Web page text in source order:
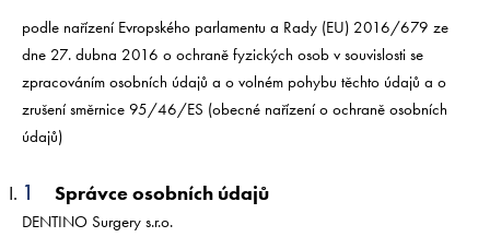
podle nařízení Evropského parlamentu a Rady (EU) 2016/679 ze
dne 27. dubna 2016 o ochraně fyzických osob v souvislosti se
zpracováním osobních údajů a o volném pohybu těchto údajů a o
zrušení směrnice 95/46/ES (obecné nařízení o ochraně osobních
údajů)
Správce osobních údajů
DENTINO Surgery s.r.o.